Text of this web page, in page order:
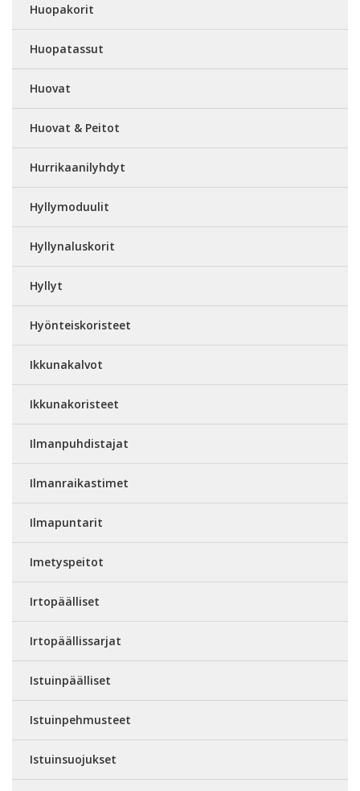
Huopakorit
Huopatassut
Huovat
Huovat & Peitot
Hurrikaanilyhdyt
Hyllymoduulit
Hyllynaluskorit
Hyllyt
Hyönteiskoristeet
Ikkunakalvot
Ikkunakoristeet
Ilmanpuhdistajat
Ilmanraikastimet
Ilmapuntarit
Imetyspeitot
Irtopäälliset
Irtopäällissarjat
Istuinpäälliset
Istuinpehmusteet
Istuinsuojukset